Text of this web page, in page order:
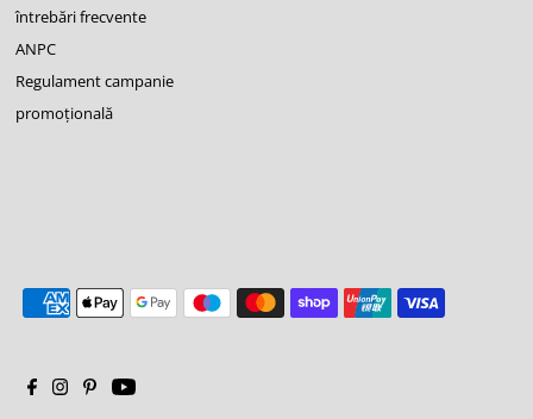
întrebări frecvente
ANPC
Regulament campanie
promoţională